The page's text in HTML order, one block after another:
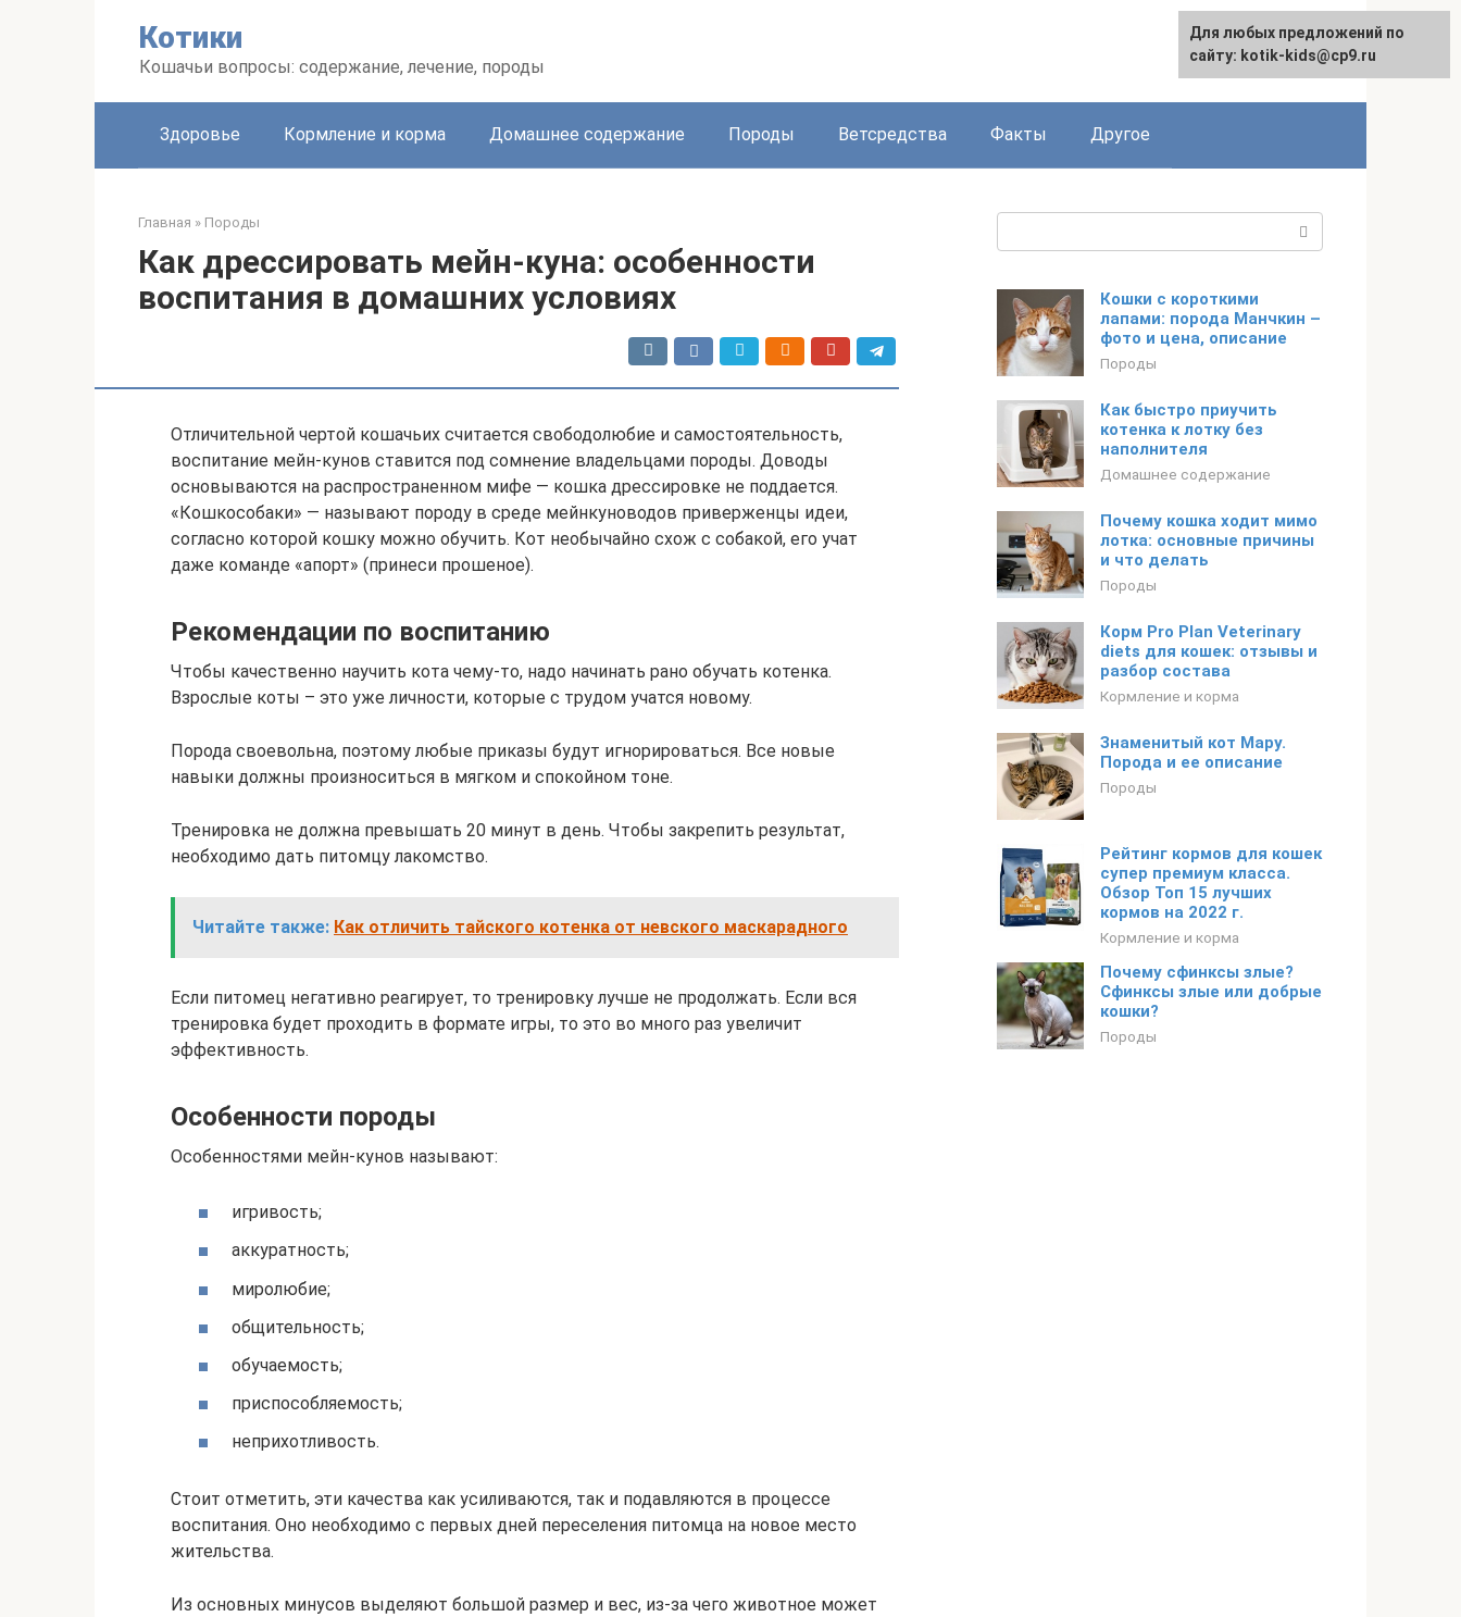
Котики
Кошачьи вопросы: содержание, лечение, породы
Здоровье Кормление и корма Домашнее содержание Породы Ветсредства Факты Другое
Главная » Породы
Как дрессировать мейн-куна: особенности
воспитания в домашних условиях
Отличительной чертой кошачьих считается свободолюбие и самостоятельность,
воспитание мейн-кунов ставится под сомнение владельцами породы. Доводы
основываются на распространенном мифе — кошка дрессировке не поддается.
«Кошкособаки» — называют породу в среде мейнкуноводов приверженцы идеи,
согласно которой кошку можно обучить. Кот необычайно схож с собакой, его учат
даже команде «апорт» (принеси прошеное).
Рекомендации по воспитанию
Чтобы качественно научить кота чему-то, надо начинать рано обучать котенка.
Взрослые коты – это уже личности, которые с трудом учатся новому.
Порода своевольна, поэтому любые приказы будут игнорироваться. Все новые
навыки должны произноситься в мягком и спокойном тоне.
Тренировка не должна превышать 20 минут в день. Чтобы закрепить результат,
необходимо дать питомцу лакомство.
Читайте также: Как отличить тайского котенка от невского маскарадного
Если питомец негативно реагирует, то тренировку лучше не продолжать. Если вся
тренировка будет проходить в формате игры, то это во много раз увеличит
эффективность.
Особенности породы
Особенностями мейн-кунов называют:
игривость;
аккуратность;
миролюбие;
общительность;
обучаемость;
приспособляемость;
неприхотливость.
Стоит отметить, эти качества как усиливаются, так и подавляются в процессе
воспитания. Оно необходимо с первых дней переселения питомца на новое место
жительства.
Из основных минусов выделяют большой размер и вес, из-за чего животное может
Кошки с короткими
лапами: порода Манчкин –
фото и цена, описание
Породы
Как быстро приучить
котенка к лотку без
наполнителя
Домашнее содержание
Почему кошка ходит мимо
лотка: основные причины
и что делать
Породы
Корм Pro Plan Veterinary
diets для кошек: отзывы и
разбор состава
Кормление и корма
Знаменитый кот Мару.
Порода и ее описание
Породы
Рейтинг кормов для кошек
супер премиум класса.
Обзор Топ 15 лучших
кормов на 2022 г.
Кормление и корма
Почему сфинксы злые?
Сфинксы злые или добрые
кошки?
Породы
Для любых предложений по
сайту: kotik-kids@cp9.ru